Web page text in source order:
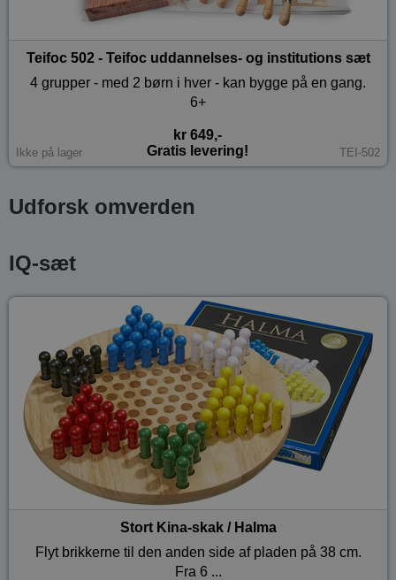
Teifoc 502 - Teifoc uddannelses- og institutions sæt
4 grupper - med 2 børn i hver - kan bygge på en gang.
6+
Ikke på lager
kr 649,-
Gratis levering!
TEI-502
Udforsk omverden
IQ-sæt
Stort Kina-skak / Halma
Flyt brikkerne til den anden side af pladen på 38 cm.
Fra 6 ...